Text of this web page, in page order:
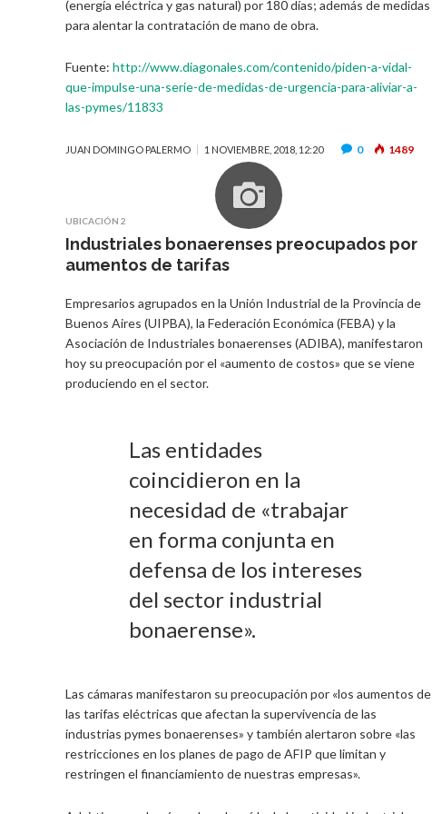
(energía eléctrica y gas natural) por 180 días; además de medidas
para alentar la contratación de mano de obra.
Fuente: http://www.diagonales.com/contenido/piden-a-vidal-
que-impulse-una-serie-de-medidas-de-urgencia-para-aliviar-a-
las-pymes/11833
JUAN DOMINGO PALERMO 1 NOVIEMBRE, 2018, 12:20 0 1489
UBICACIÓN 2
Industriales bonaerenses preocupados por
aumentos de tarifas
Empresarios agrupados en la Unión Industrial de la Provincia de
Buenos Aires (UIPBA), la Federación Económica (FEBA) y la
Asociación de Industriales bonaerenses (ADIBA), manifestaron
hoy su preocupación por el «aumento de costos» que se viene
produciendo en el sector.
Las entidades
coincidieron en la
necesidad de «trabajar
en forma conjunta en
defensa de los intereses
del sector industrial
bonaerense».
Las cámaras manifestaron su preocupación por «los aumentos de
las tarifas eléctricas que afectan la supervivencia de las
industrias pymes bonaerenses» y también alertaron sobre «las
restricciones en los planes de pago de AFIP que limitan y
restringen el financiamiento de nuestras empresas».